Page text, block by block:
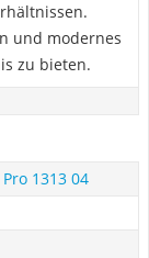
und modernes
zu bieten.
1313 04